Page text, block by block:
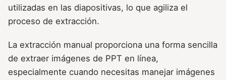
utilizadas en las diapositivas, lo que agiliza el
proceso de extracción.
La extracción manual proporciona una forma sencilla
de extraer imágenes de PPT en línea,
especialmente cuando necesitas manejar imágenes